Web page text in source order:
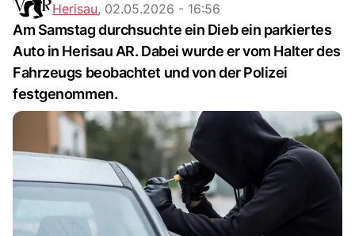
Herisau, 02.05.2026 - 16:56
Am Samstag durchsuchte ein Dieb ein parkiertes
Auto in Herisau AR. Dabei wurde er vom Halter des
Fahrzeugs beobachtet und von der Polizei
festgenommen.